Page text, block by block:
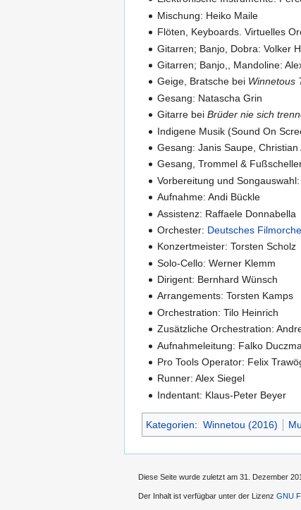
Mischung: Heiko Maile
Flöten, Keyboards. Virtuelles
Gitarren; Banjo, Dobra: Volker
Gitarren; Banjo,, Mandoline:
Geige, Bratsche bei Winnetous
Gesang: Natascha Grin
Gitarre beiBrüder nie sich
Indigene Musik (Sound On
Gesang: Janis Saupe, Christian
Gesang, Trommel &
Vorbereitung und
Aufnahme: Andi Bückle
Assistenz: Raffaele Donnabella
Orchester: Deutsches
Konzertmeister: Torsten Scholz
Solo-Cello: Werner Klemm
Dirigent: Bernhard Wünsch
Arrangements: Torsten Kamps
Orchestration: Tilo Heinrich
Zusätzliche Orchestration:
Aufnahmeleitung: Falko
Pro Tools Operator: Felix
Runner: Alex Siegel
Indentant: Klaus-Peter Beyer
Kategorien: Winnetou (2016)
Diese Seite wurde zuletzt am 31. Dezember
Der Inhalt ist verfügbar unter der Lizenz GNU